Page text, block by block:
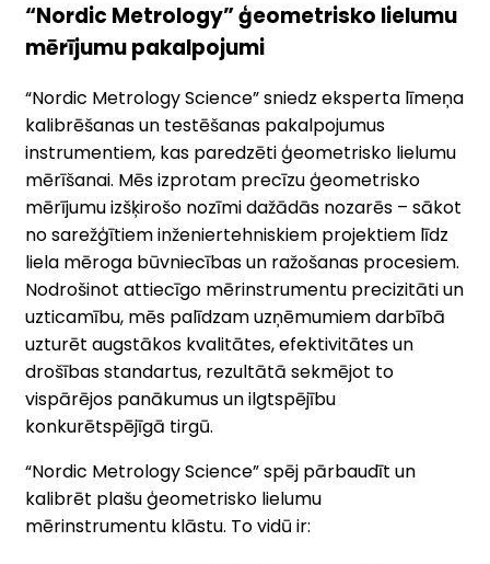
“Nordic Metrology” ģeometrisko lielumu
mērījumu pakalpojumi
“Nordic Metrology Science” sniedz eksperta līmeņa
kalibrēšanas un testēšanas pakalpojumus
instrumentiem, kas paredzēti ģeometrisko lielumu
mērīšanai. Mēs izprotam precīzu ģeometrisko
mērījumu izšķirošo nozīmi dažādās nozarēs – sākot
no sarežģītiem inženiertehniskiem projektiem līdz
liela mēroga būvniecības un ražošanas procesiem.
Nodrošinot attiecīgo mērinstrumentu precizitāti un
uzticamību, mēs palīdzam uzņēmumiem darbībā
uzturēt augstākos kvalitātes, efektivitātes un
drošības standartus, rezultātā sekmējot to
vispārējos panākumus un ilgtspējību
konkurētspējīgā tirgū.
“Nordic Metrology Science” spēj pārbaudīt un
kalibrēt plašu ģeometrisko lielumu
mērinstrumentu klāstu. To vidū ir: